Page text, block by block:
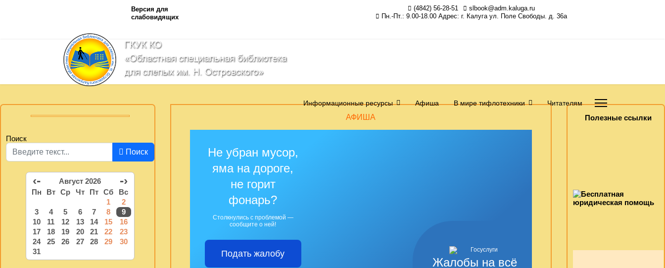
Версия для
слабовидящих
(4842) 56-28-51
slbook@adm.kaluga.ru
Пн.-Пт.: 9.00-18.00 Адрес: г. Калуга ул. Поле Свободы. д. 36а
Информационные ресурсы Афиша В мире тифлотехники Читателям
Поиск
Поиск
‹- Август 2026 -›
Пн Вт Ср Чт Пт Сб
Вс
1
2
3
4 5 6 7 8
9
10
11 12 13 14 15
16
17
18 19 20 21 22
23
24
25 26 27 28 29
30
31
АФИША
Жалобы на всё
Не убран мусор,
яма на дороге,
не горит
фонарь?
Столкнулись с проблемой —
сообщите о ней!
Подать жалобу
Полезные ссылки